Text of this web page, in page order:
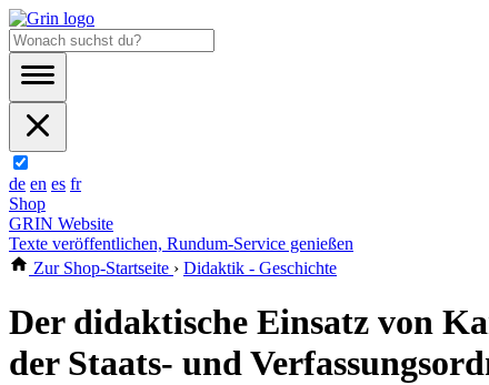
de en es fr
Shop
GRIN Website
Texte veröffentlichen, Rundum-Service genießen
Zur Shop-Startseite › Didaktik - Geschichte
Der didaktische Einsatz von
der Staats- und